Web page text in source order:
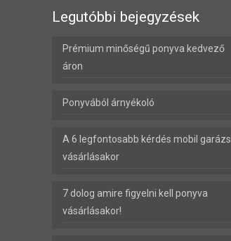
Legutóbbi bejegyzések
Prémium minőségű ponyva kedvező
áron
Ponyvából árnyékoló
A 6 legfontosabb kérdés mobil garázs
vásárlásakor
7 dolog amire figyelni kell ponyva
vásárlásakor!